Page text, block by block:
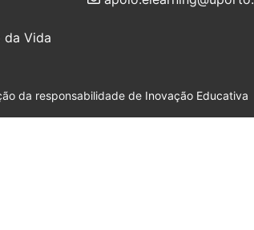
da Vida
da responsabilidade de Inovação Educativa